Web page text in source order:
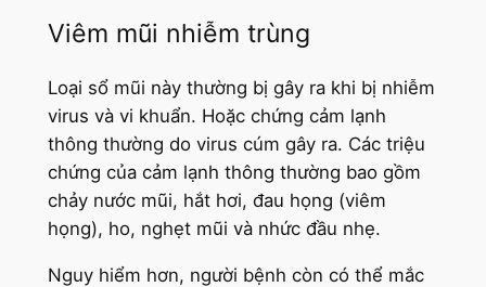
Viêm mũi nhiễm trùng
Loại sổ mũi này thường bị gây ra khi bị nhiễm
virus và vi khuẩn. Hoặc chứng cảm lạnh
thông thường do virus cúm gây ra. Các triệu
chứng của cảm lạnh thông thường bao gồm
chảy nước mũi, hắt hơi, đau họng (viêm
họng), ho, nghẹt mũi và nhức đầu nhẹ.
Nguy hiểm hơn, người bệnh còn có thể mắc